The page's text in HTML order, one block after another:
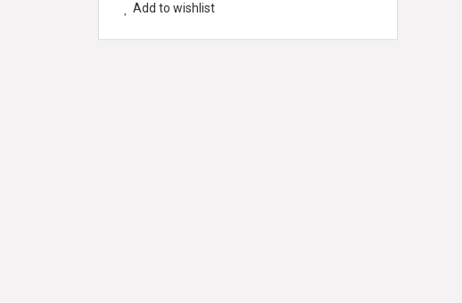
Add to wishlist